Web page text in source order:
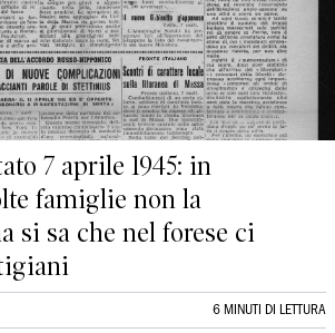
7 aprile 1945: in
famiglie non la
si sa che nel forese ci
6 MINUTI DI LETTURA